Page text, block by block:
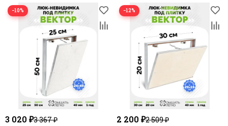
−10%
3 020 ₽3 367 ₽
−12%
2 200 ₽2 509 ₽